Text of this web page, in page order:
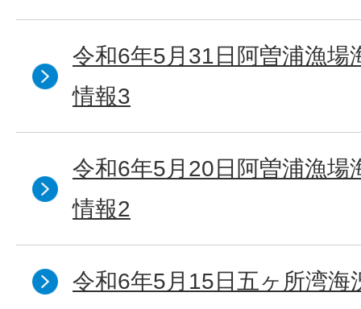
令和6年5月31日阿曽浦漁場
情報3
令和6年5月20日阿曽浦漁場
情報2
令和6年5月15日五ヶ所湾海